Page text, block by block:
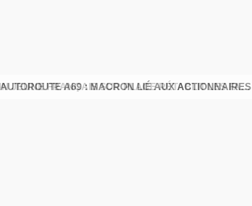
AUTOROUTE A69 : MACRON LIÉ AUX ACTIONNAIRES
CRISE MIGRATOIRE À CEUTA : UN JEUNE FRANÇAIS SUR PLACE RÉTABLIT LES FAITS ! - RAPHAËL AYMA